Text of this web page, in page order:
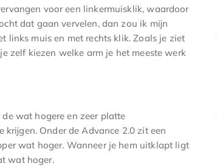
voor een linkermuisklik, waardoor
dat gaan vervelen, dan zou ik mijn
links muis en met rechts klik. Zoals je ziet
zelf kiezen welke arm je het meeste werk
wat hogere en zeer platte
Onder de Advance 2.0 zit een
wat hoger. Wanneer je hem uitklapt ligt
wat hoger.